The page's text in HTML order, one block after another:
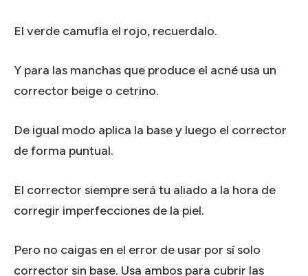
El verde camufla el rojo, recuerdalo.
Y para las manchas que produce el acné usa un
corrector beige o cetrino.
De igual modo aplica la base y luego el corrector
de forma puntual.
El corrector siempre será tu aliado a la hora de
corregir imperfecciones de la piel.
Pero no caigas en el error de usar por sí solo
corrector sin base. Usa ambos para cubrir las